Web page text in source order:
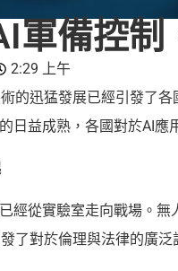
軍備控
2:29 上午
的迅猛發展已經引發了
日益成熟，各國對於AI
經從實驗室走向戰場。
了對於倫理與法律的廣